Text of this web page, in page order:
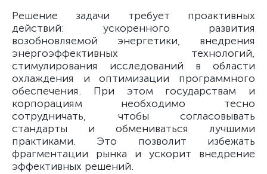
Решение задачи требует проактивных
действий: ускоренного развития
возобновляемой энергетики, внедрения
энергоэффективных технологий,
стимулирования исследований в области
охлаждения и оптимизации программного
обеспечения. При этом государствам и
корпорациям необходимо тесно
сотрудничать, чтобы согласовывать
стандарты и обмениваться лучшими
практиками. Это позволит избежать
фрагментации рынка и ускорит внедрение
эффективных решений.